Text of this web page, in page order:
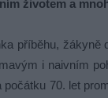
životem a
příběhu, žákyně
i naivním
počátku 70. let